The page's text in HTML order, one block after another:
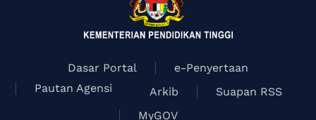
Dasar Portal
e-Penyertaan
Pautan Agensi
Arkib
Suapan RSS
MyGOV